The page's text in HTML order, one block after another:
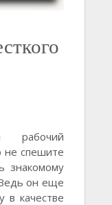
не спешите
знакомому
он еще
в качестве